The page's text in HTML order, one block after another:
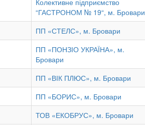
Колективне підприємство
“ГАСТРОНОМ № 19“, м. Бровари
ПП «СТЕЛС», м. Бровари
ПП «ПОНЗІО УКРАЇНА», м.
Бровари
ПП «ВІК ПЛЮС», м. Бровари
ПП «БОРИС», м. Бровари
ТОВ «ЕКОБРУС», м. Бровари